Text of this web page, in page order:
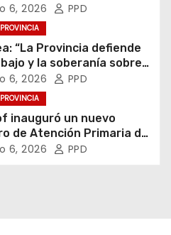
6, 2026 PPD
PROVINCIA
“La Provincia defiende
y la soberanía sobre
y ríos”
6, 2026 PPD
PROVINCIA
inauguró un nuevo
de Atención Primaria de
6, 2026 PPD